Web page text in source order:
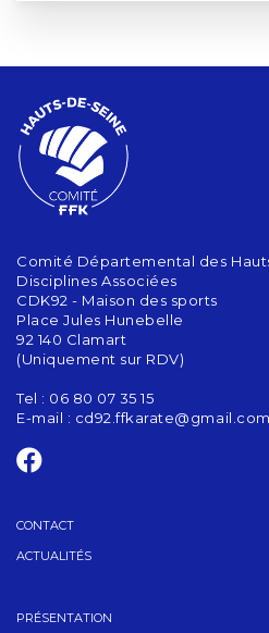
Comité Départemental des
Disciplines Associées
CDK92 - Maison des sports
Place Jules Hunebelle
92 140 Clamart
(Uniquement sur RDV)
Tel : 06 80 07 35 15
E-mail : cd92.ffkarate@gmail.com
CONTACT
ACTUALITÉS
PRÉSENTATION